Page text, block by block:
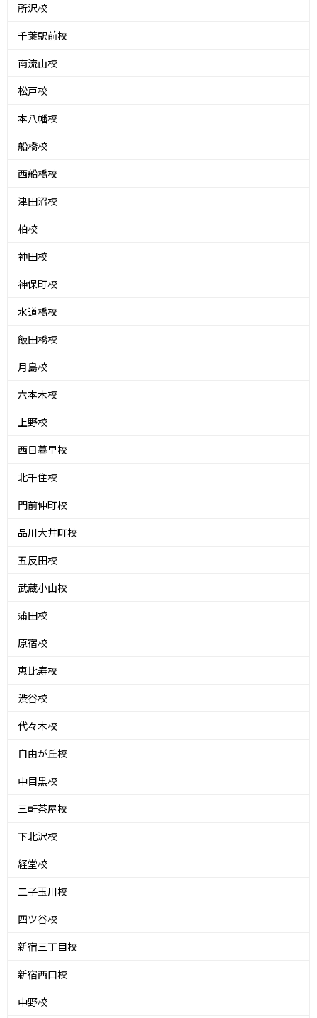
所沢校
千葉駅前校
南流山校
松戸校
本八幡校
船橋校
西船橋校
津田沼校
柏校
神田校
神保町校
水道橋校
飯田橋校
月島校
六本木校
上野校
西日暮里校
北千住校
門前仲町校
品川大井町校
五反田校
武蔵小山校
蒲田校
原宿校
恵比寿校
渋谷校
代々木校
自由が丘校
中目黒校
三軒茶屋校
下北沢校
経堂校
二子玉川校
四ツ谷校
新宿三丁目校
新宿西口校
中野校